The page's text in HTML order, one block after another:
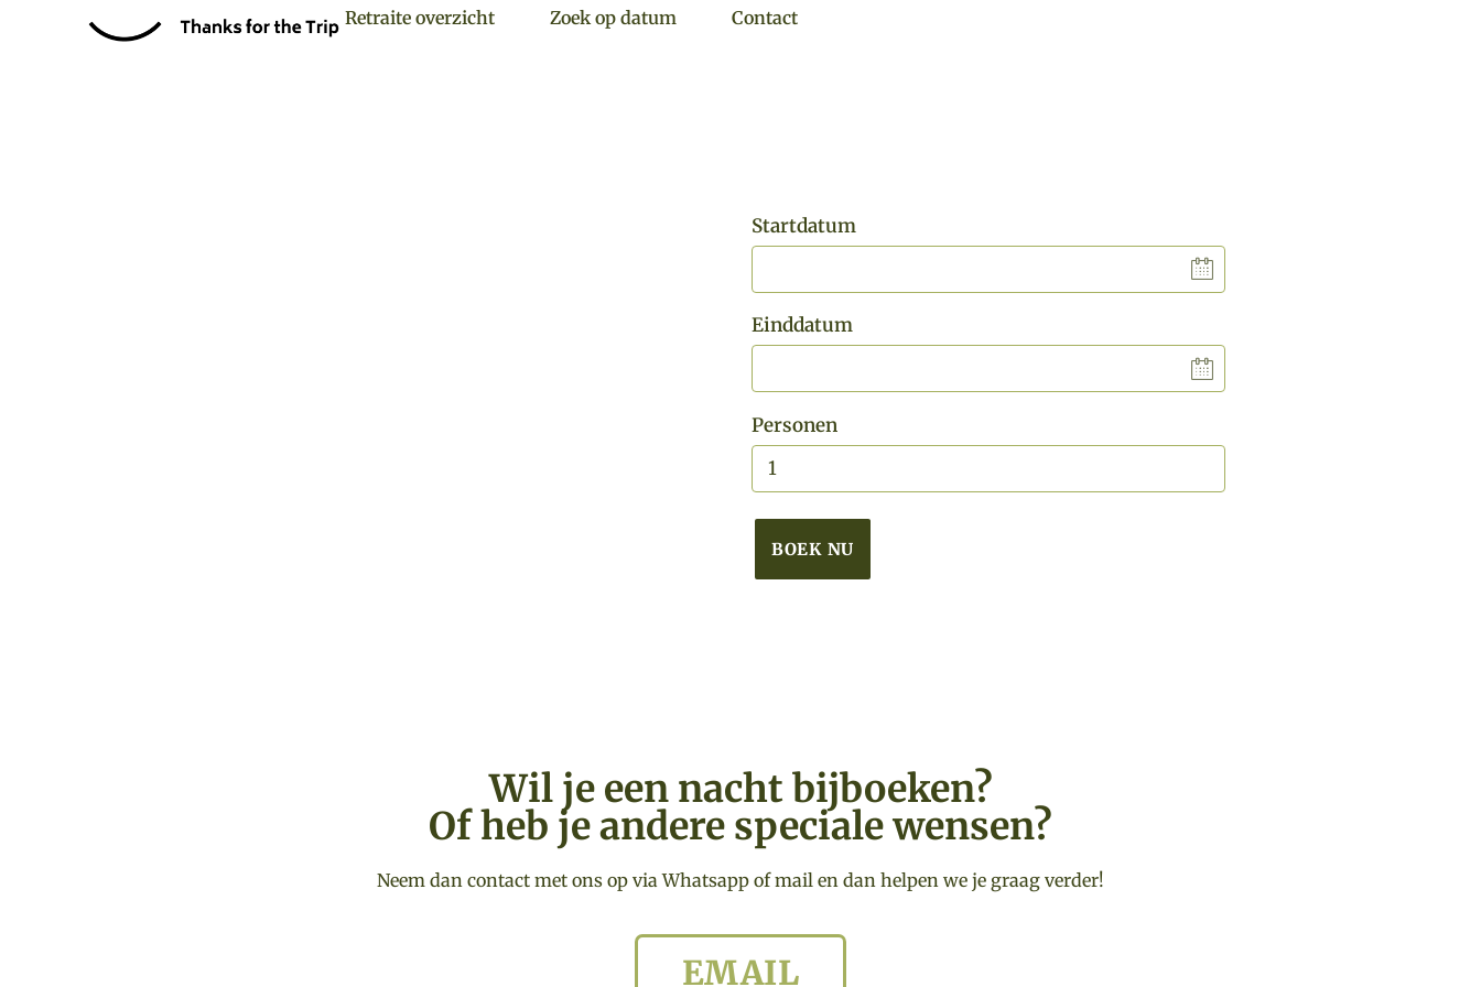
Retraite overzicht Zoek op datum Contact
Startdatum
Einddatum
Personen
BOEK NU
Wil je een nacht bijboeken?
Of heb je andere speciale wensen?
Neem dan contact met ons op via Whatsapp of mail en dan helpen we je graag verder!
EMAIL